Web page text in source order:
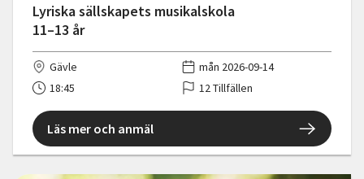
Lyriska sällskapets musikalskola
11–13 år
Gävle
mån 2026-09-14
18:45
12 Tillfällen
Läs mer och anmäl